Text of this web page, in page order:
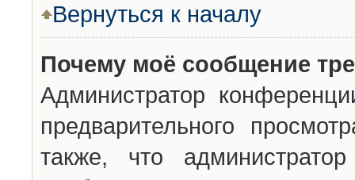
Вернуться к началу
Почему моё сообщение
Администратор
предварительного
также, что